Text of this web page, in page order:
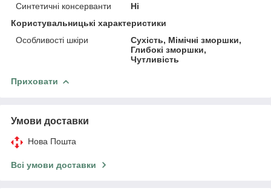
Синтетичні консерванти
Ні
Користувальницькі характеристики
Особливості шкіри
Сухість, Мімічні зморшки,
Глибокі зморшки,
Чутливість
Приховати
Умови доставки
Нова Пошта
Всі умови доставки